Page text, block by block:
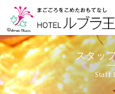
スタッ
Staff